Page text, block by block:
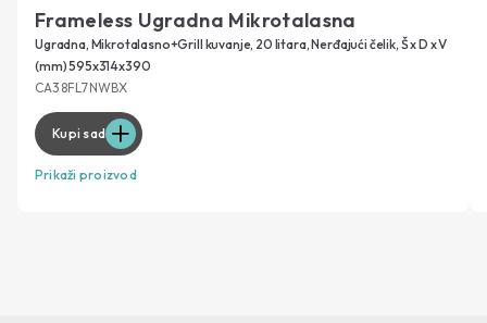
Frameless Ugradna Mikrotalasna
Ugradna, Mikrotalasno+Grill kuvanje, 20 litara, Nerđajući čelik, Š x D x V
(mm) 595x314x390
CA38FL7NWBX
Kupi sad
Prikaži proizvod